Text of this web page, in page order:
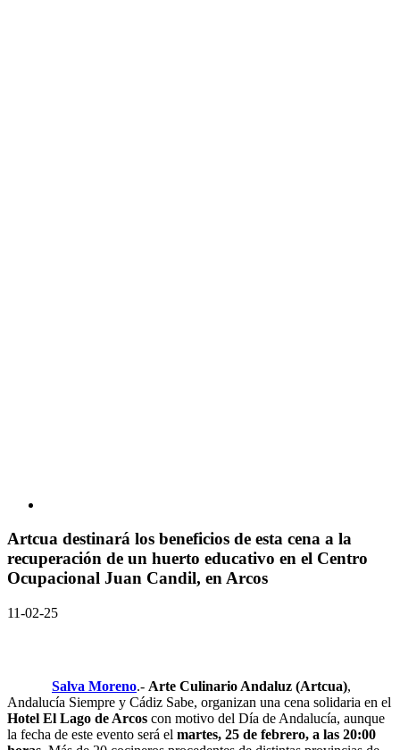
Artcua destinará los beneficios de esta cena a la
recuperación de un huerto educativo en el Centro
Ocupacional Juan Candil, en Arcos
11-02-25
Salva Moreno.- Arte Culinario Andaluz (Artcua),
Andalucía Siempre y Cádiz Sabe, organizan una cena solidaria en el
Hotel El Lago de Arcos con motivo del Día de Andalucía, aunque
la fecha de este evento será el martes, 25 de febrero, a las 20:00